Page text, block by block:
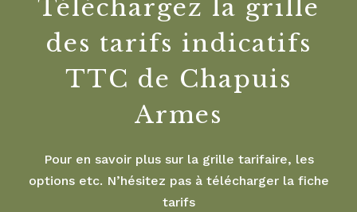
Téléchargez la grille
des tarifs indicatifs
TTC de Chapuis
Armes
Pour en savoir plus sur la grille tarifaire, les
options etc. N’hésitez pas à télécharger la fiche
tarifs